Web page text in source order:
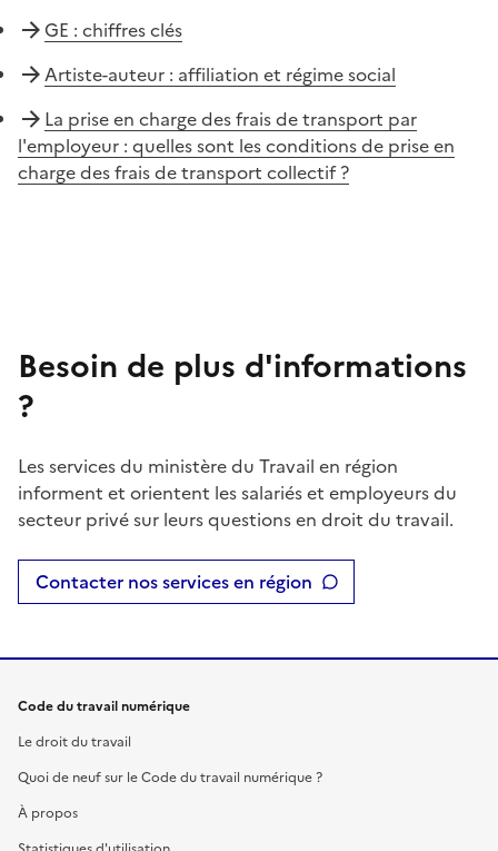
GE : chiffres clés
Artiste-auteur : affiliation et régime social
La prise en charge des frais de transport par
l'employeur : quelles sont les conditions de prise en
charge des frais de transport collectif ?
Besoin de plus d'informations
?
Les services du ministère du Travail en région
informent et orientent les salariés et employeurs du
secteur privé sur leurs questions en droit du travail.
Contacter nos services en région
Code du travail numérique
Le droit du travail
Quoi de neuf sur le Code du travail numérique ?
À propos